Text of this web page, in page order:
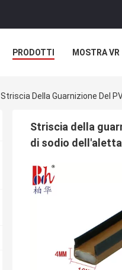
PRODOTTI MOSTRA VR
Striscia Della Guarnizione Del
Striscia della
di sodio